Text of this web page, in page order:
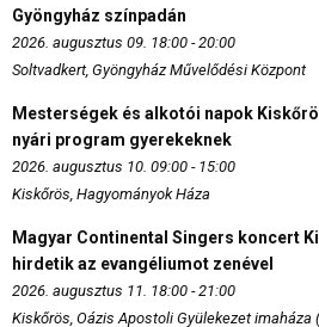
Gyöngyház színpadán
2026. augusztus 09. 18:00 - 20:00
Soltvadkert, Gyöngyház Művelődési Központ
Mesterségek és alkotói napok
nyári program gyerekeknek
2026. augusztus 10. 09:00 - 15:00
Kiskőrös, Hagyományok Háza
Magyar Continental Singers koncert
hirdetik az evangéliumot zenével
2026. augusztus 11. 18:00 - 21:00
Kiskőrös, Oázis Apostoli Gyülekezet